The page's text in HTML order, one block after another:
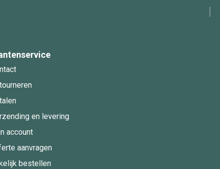
en levering
account
aanvragen
bestellen